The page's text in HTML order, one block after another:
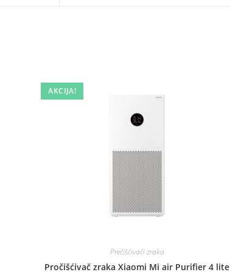
AKCIJA!
Prečišćivači zraka
Pročišćivač zraka Xiaomi Mi air Purifier 4 lite